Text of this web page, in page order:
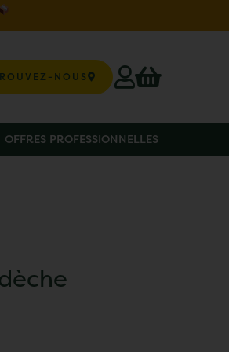
NOUS
OFFRES PROFESSIONNELLES